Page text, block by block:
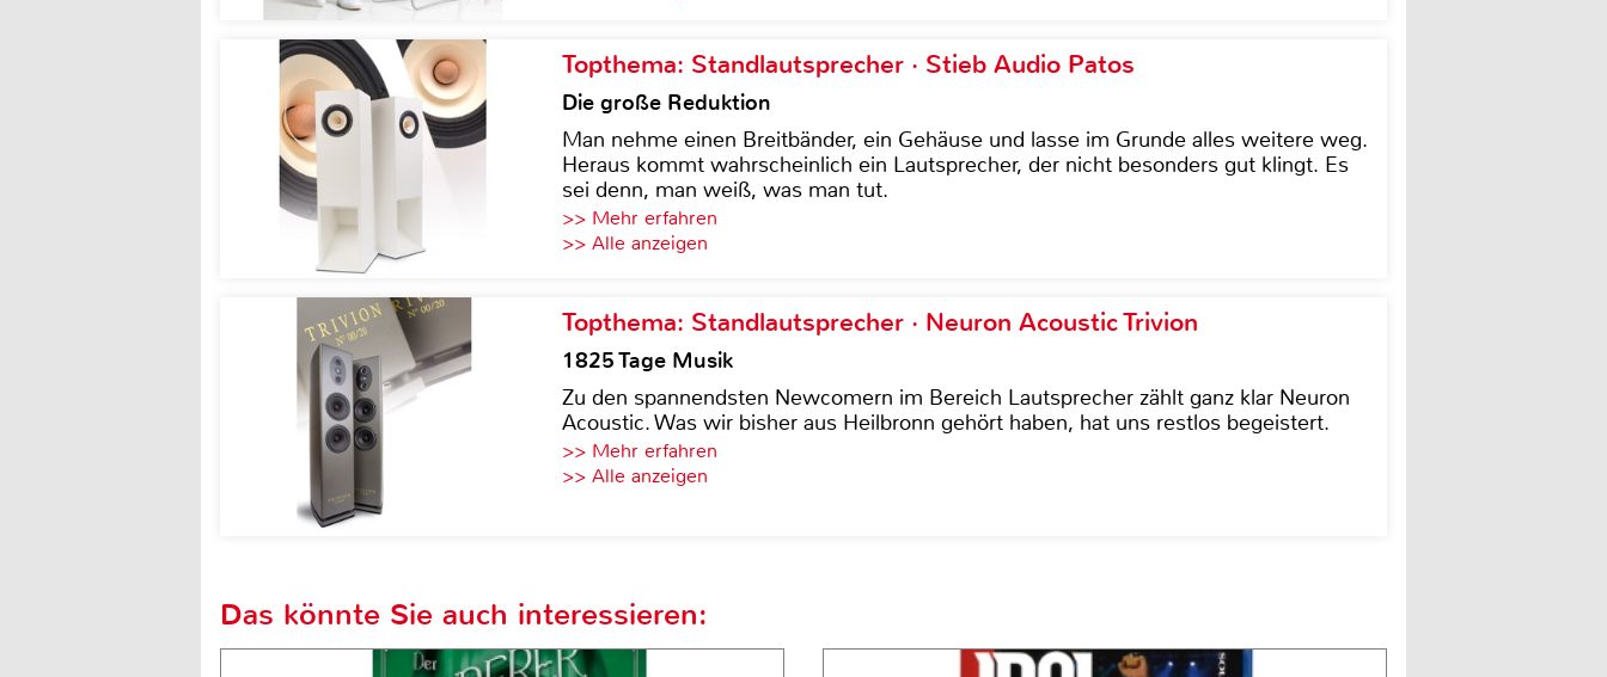
Topthema: Standlautsprecher · Stieb Audio Patos
Die große Reduktion
Man nehme einen Breitbänder, ein Gehäuse und lasse im Grunde alles weitere weg.
Heraus kommt wahrscheinlich ein Lautsprecher, der nicht besonders gut klingt. Es
sei denn, man weiß, was man tut.
>> Mehr erfahren
>> Alle anzeigen
Topthema: Standlautsprecher · Neuron Acoustic Trivion
1825 Tage Musik
Zu den spannendsten Newcomern im Bereich Lautsprecher zählt ganz klar Neuron
Acoustic. Was wir bisher aus Heilbronn gehört haben, hat uns restlos begeistert.
>> Mehr erfahren
>> Alle anzeigen
Das könnte Sie auch interessieren: